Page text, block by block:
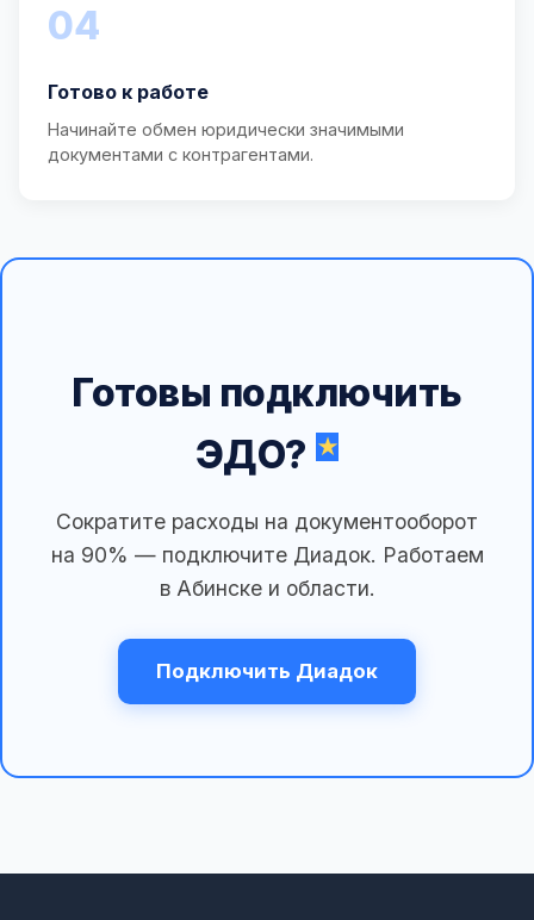
04
Готово к работе
Начинайте обмен юридически значимыми
документами с контрагентами.
Готовы подключить
ЭДО?
Сократите расходы на документооборот
на 90% — подключите Диадок. Работаем
в Абинске и области.
Подключить Диадок